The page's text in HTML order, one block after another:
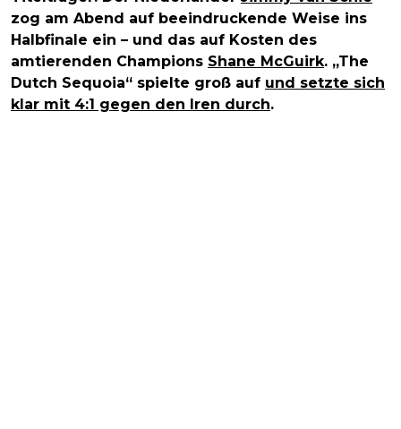
zog am Abend auf beeindruckende Weise ins
Halbfinale ein – und das auf Kosten des
amtierenden Champions Shane McGuirk. „The
Dutch Sequoia“ spielte groß auf und setzte sich
klar mit 4:1 gegen den Iren durch.